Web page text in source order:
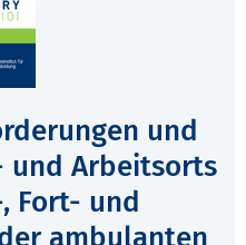
und
und Arbeitsorts
Fort- und
ambulanten